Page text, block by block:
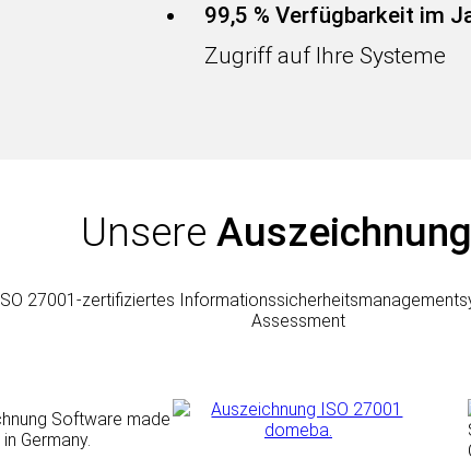
99,5 % Verfügbarkeit im
Zugriff auf Ihre Systeme
Unsere
ISO 27001-zertifiziertes
Assessment